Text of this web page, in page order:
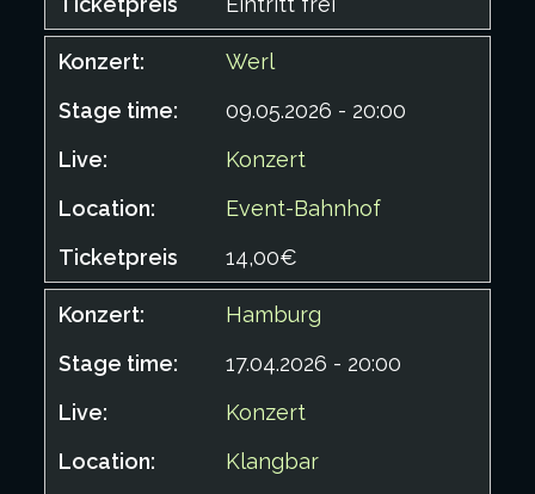
Werl
09.05.2026 - 20:00
Konzert
Event-Bahnhof
14,00€
Hamburg
17.04.2026 - 20:00
Konzert
Klangbar